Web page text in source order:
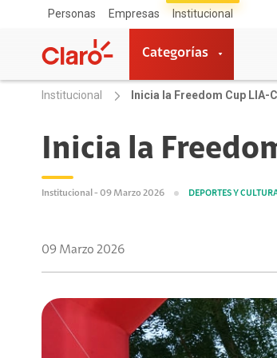
Personas Empresas Institucional
Categorías
Institucionales
Deportes y cultura
Promociones
Institucional Inicia la Freedom Cup LIA-
Inicia la
Institucional - 09 Marzo 2026 DEPORTES Y
09 Marzo 2026